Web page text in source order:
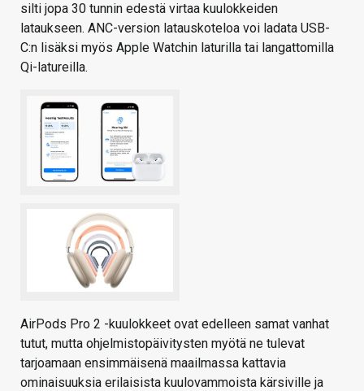
silti jopa 30 tunnin edestä virtaa kuulokkeiden
lataukseen. ANC-version latauskoteloa voi ladata USB-
C:n lisäksi myös Apple Watchin laturilla tai langattomilla
Qi-latureilla.
AirPods Pro 2 -kuulokkeet ovat edelleen samat vanhat
tutut, mutta ohjelmistopäivitysten myötä ne tulevat
tarjoamaan ensimmäisenä maailmassa kattavia
ominaisuuksia erilaisista kuulovammoista kärsiville ja